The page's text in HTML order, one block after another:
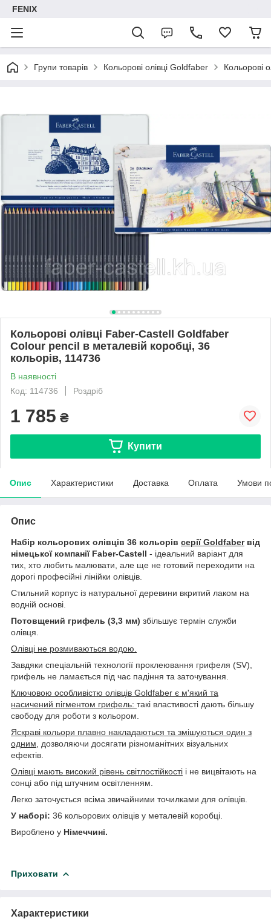
FENIX
Групи товарів Кольорові олівці Goldfaber Кольорові
Кольорові олівці Faber-Castell Goldfaber
Colour pencil в металевій коробці, 36
кольорів, 114736
В наявності
Код: 114736
Роздріб
1 785 ₴
Купити
Опис Характеристики Доставка Оплата Умови
Опис
Набір кольорових олівців 36 кольорів серії Goldfaberвід
німецької компанії Faber-Castell - ідеальний варіант для
тих, хто любить малювати, але ще не готовий переходити на
дорогі професійні лінійки олівців.
Стильний корпус із натуральної деревини вкритий лаком на
водній основі.
Потовщений грифель (3,3 мм) збільшує термін служби
олівця.
Олівці не розмиваються водою.
Завдяки спеціальній технології проклеювання грифеля (SV),
грифель не ламається під час падіння та заточування.
Ключовою особливістю олівців Goldfaber є м'який та
насичений пігментом грифель: такі властивості дають більшу
свободу для роботи з кольором.
Яскраві кольори плавно накладаються та змішуються один з
одним , дозволяючи досягати різноманітних візуальних
ефектів.
Олівці мають високий рівень світлостійкості і не вицвітають на
сонці або під штучним освітленням.
Легко заточується всіма звичайними точилками для олівців.
У наборі: 36 кольорових олівців у металевій коробці.
Вироблено у Німеччині.
Приховати
Характеристики